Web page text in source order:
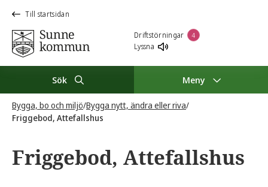
Till startsidan
Driftstörningar 4
Lyssna
Sök Meny
Bygga, bo och miljö/Bygga nytt, ändra eller riva/
Friggebod, Attefallshus
Friggebod, Attefallshus